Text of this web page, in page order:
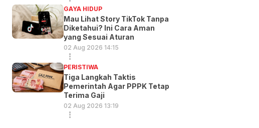
GAYA HIDUP
Mau Lihat Story TikTok Tanpa
Diketahui? Ini Cara Aman
yang Sesuai Aturan
02 Aug 2026 14:15
PERISTIWA
Tiga Langkah Taktis
Pemerintah Agar PPPK Tetap
Terima Gaji
02 Aug 2026 13:19